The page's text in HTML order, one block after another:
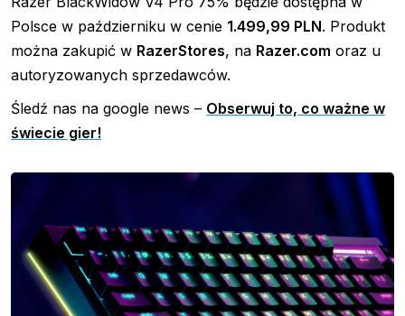
Polsce w październiku w cenie 1.499,99 PLN. Produkt
można zakupić w RazerStores, na Razer.com oraz u
autoryzowanych sprzedawców.
Śledź nas na google news – Obserwuj to, co ważne w
świecie gier!